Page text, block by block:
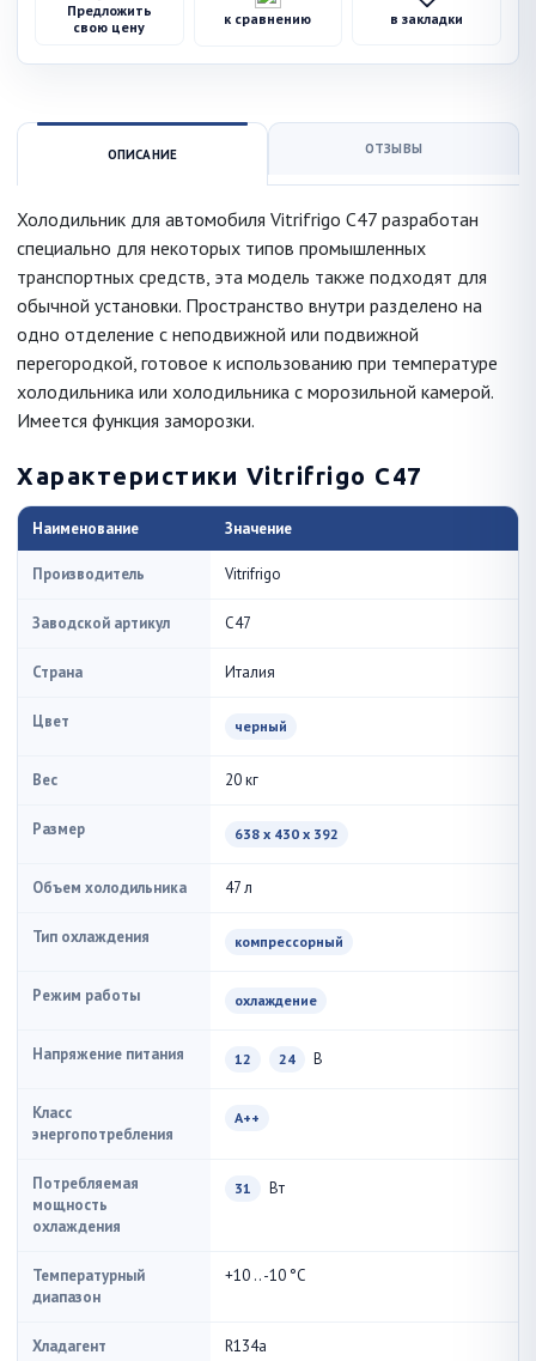
Предложить
свою цену
к сравнению в закладки
ОПИСАНИЕ ОТЗЫВЫ
Холодильник для автомобиля Vitrifrigo C47 разработан
специально для некоторых типов промышленных
транспортных средств, эта модель также подходят для
обычной установки. Пространство внутри разделено на
одно отделение с неподвижной или подвижной
перегородкой, готовое к использованию при температуре
холодильника или холодильника с морозильной камерой.
Имеется функция заморозки.
Характеристики Vitrifrigo C47
Наименование Значение
Производитель Vitrifrigo
Заводской артикул C47
Страна Италия
Цвет черный
Вес 20 кг
Размер 638 x 430 x 392
Объем холодильника 47 л
Тип охлаждения компрессорный
Режим работы охлаждение
Напряжение питания 12 24 В
Класс
энергопотребления
A++
Потребляемая
мощность
охлаждения
31 Вт
Температурный
диапазон
+10 .. -10 °С
Хладагент R134a